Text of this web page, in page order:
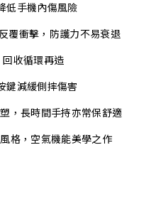
低手機內傷風險
覆衝擊，防護力不易衰退
收循環再造
鍵減緩側摔傷害
，長時間手持亦常保舒適
格，空氣機能美學之作